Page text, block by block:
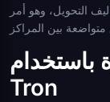
التحويل، وهو أمر
باستخدام
Tron